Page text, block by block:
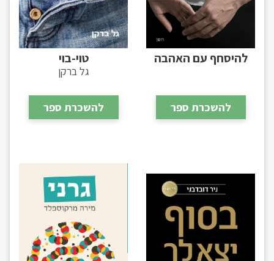
להיסחף עם האהבה
להשכרת ספר
טוי-בוי
גל ברקן
להשכרת ספר